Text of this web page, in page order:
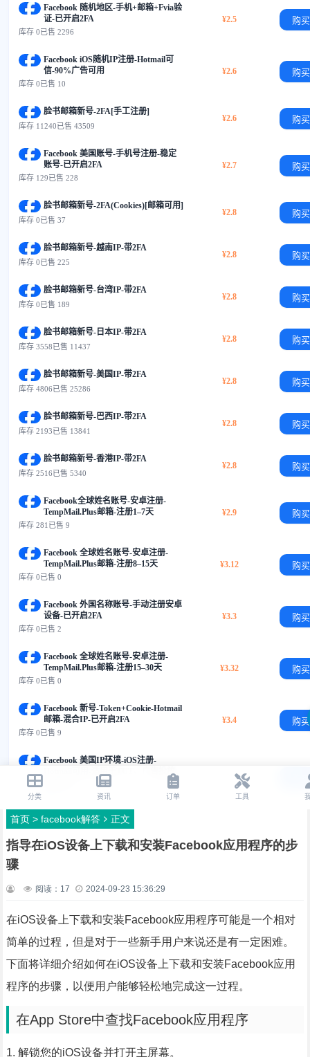
首页> facebook解答 正文
指导在iOS设备上下载和安装Facebook应用程序的步
骤
阅读： 17 2024-09-23 15:36:29
在iOS设备上下载和安装Facebook应用程序可能是一个相对
简单的过程，但是对于一些新手用户来说还是有一定困难。
下面将详细介绍如何在iOS设备上下载和安装Facebook应用
程序的步骤，以便用户能够轻松地完成这一过程。
在App Store中查找Facebook应用程序
1. 解锁您的iOS设备并打开主屏幕。